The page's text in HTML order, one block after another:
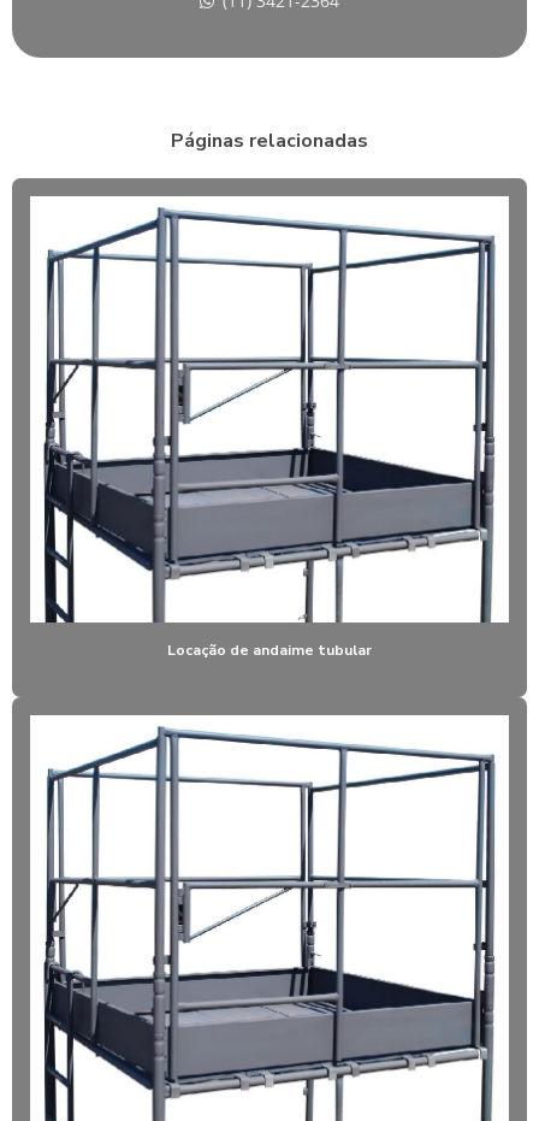
ALUGUEL DE MARTELETE ROMPEDOR SP
ALUGUEL DE MARTELETE EM TABOÃO DA SERRA
ALUGUEL DE MARTELETE ZONA SUL SP
ALUGUEL DE SERRA DE BANCADA
ALUGUEL DE SERRA CIRCULAR
ALUGUEL DE SERRA ELÉTRICA
ANDAIME TABOÃO DA SERRA
COMPACTADOR DE SOLO PARA LOCAÇÃO
EMPRESA DE ALUGUEL DE BETONEIRA
EMPRESA DE LOCAÇÃO DE EQUIPAMENTOS PARA CONSTRUÇÃO
LOCAÇÃO DE ANDAIME TUBULAR
LOCAÇÃO DE BETONEIRA
LOCAÇÃO DE BETONEIRA EM TABOÃO DA SERRA
LOCAÇÃO DE COMPACTADOR DE SOLO
LOCAÇÃO DE EQUIPAMENTOS PARA CONSTRUÇÃO CIVIL SP ZONA SUL
LOCAÇÃO DE EQUIPAMENTOS PARA CONSTRUÇÃO SP
LOCAÇÃO DE EQUIPAMENTOS EM TABOÃO DA SERRA
LOCAÇÃO LAVADORA ALTA PRESSÃO
LOCAÇÃO DE LAVADORA DE ALTA PRESSÃO SP
LOCAÇÃO DE MARTELETE DEMOLIDOR
Páginas relacionadas
Locação de andaime tubular